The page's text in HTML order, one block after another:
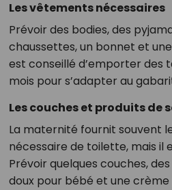
Les vêtements nécessaires
Prévoir des bodies, des
chaussettes, un bonnet et
est conseillé d’emporter des
mois pour s’adapter au
Les couches et produits de
La maternité fournit souvent
nécessaire de toilette, mais il
Prévoir quelques couches,
doux pour bébé et une